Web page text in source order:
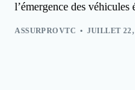
l’émergence des
ASSURPROVTC JUILLET 22,